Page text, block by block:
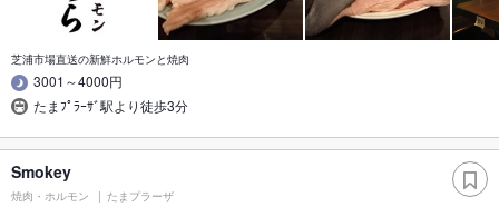
芝浦市場直送の新鮮ホルモンと焼肉
3001～4000円
たまﾌﾟﾗｰｻﾞ駅より徒歩3分
Smokey
焼肉・ホルモン たまプラーザ